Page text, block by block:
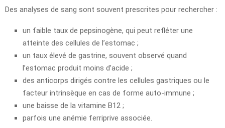
Des analyses de sang sont souvent prescrites pour rechercher :
un faible taux de pepsinogène, qui peut refléter une
atteinte des cellules de l’estomac ;
un taux élevé de gastrine, souvent observé quand
l’estomac produit moins d’acide ;
des anticorps dirigés contre les cellules gastriques ou le
facteur intrinsèque en cas de forme auto-immune ;
une baisse de la vitamine B12 ;
parfois une anémie ferriprive associée.